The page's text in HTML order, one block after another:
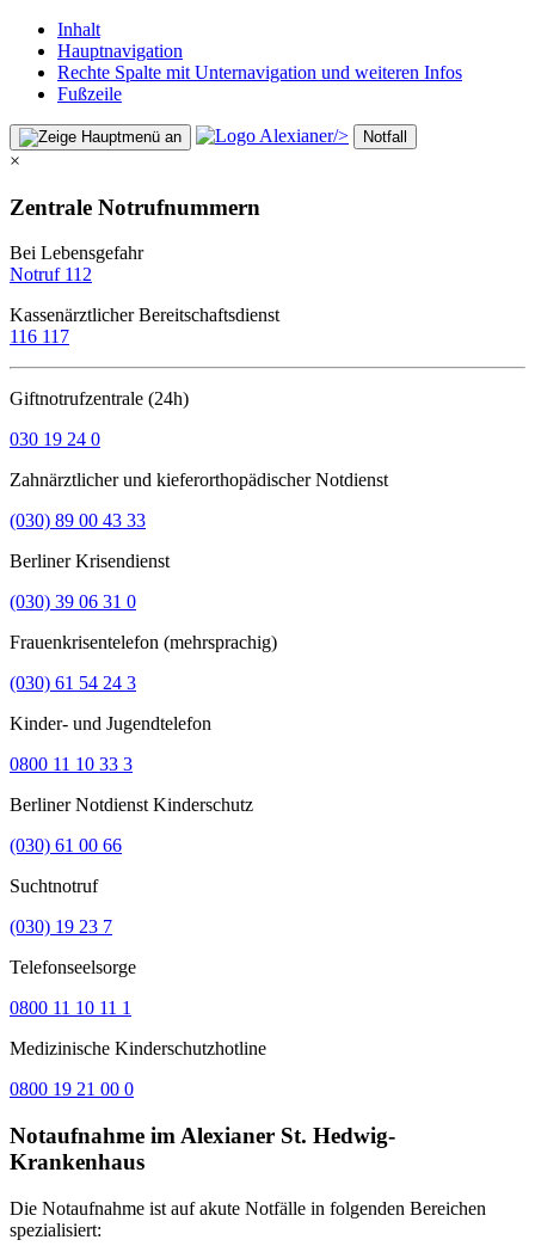
Inhalt
Hauptnavigation
Rechte Spalte mit Unternavigation und weiteren Infos
Fußzeile
/> Notfall
×
Zentrale Notrufnummern
Bei Lebensgefahr
Notruf 112
Kassenärztlicher Bereitschaftsdienst
116 117
Giftnotrufzentrale (24h)
030 19 24 0
Zahnärztlicher und kieferorthopädischer Notdienst
(030) 89 00 43 33
Berliner Krisendienst
(030) 39 06 31 0
Frauenkrisentelefon (mehrsprachig)
(030) 61 54 24 3
Kinder- und Jugendtelefon
0800 11 10 33 3
Berliner Notdienst Kinderschutz
(030) 61 00 66
Suchtnotruf
(030) 19 23 7
Telefonseelsorge
0800 11 10 11 1
Medizinische Kinderschutzhotline
0800 19 21 00 0
Notaufnahme im Alexianer St. Hedwig-
Krankenhaus
Die Notaufnahme ist auf akute Notfälle in folgenden Bereichen
spezialisiert: